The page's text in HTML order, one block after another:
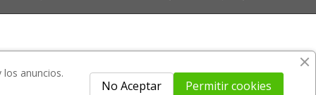
anuncios.
Permitir cookies
No Aceptar